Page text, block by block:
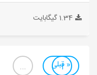
1.34 گیگابایت
« قبلی
1
…